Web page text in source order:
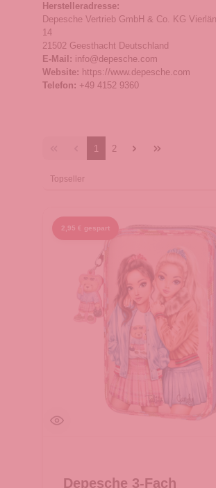
Herstelleradresse:
Depesche Vertrieb GmbH & Co. KG
14
21502 Geesthacht Deutschland
E-Mail: info@depesche.com
Website: https://www.depesche.com
Telefon: +49 4152 9360
1 2
2,95 € gespart
Depesche 3-Fach